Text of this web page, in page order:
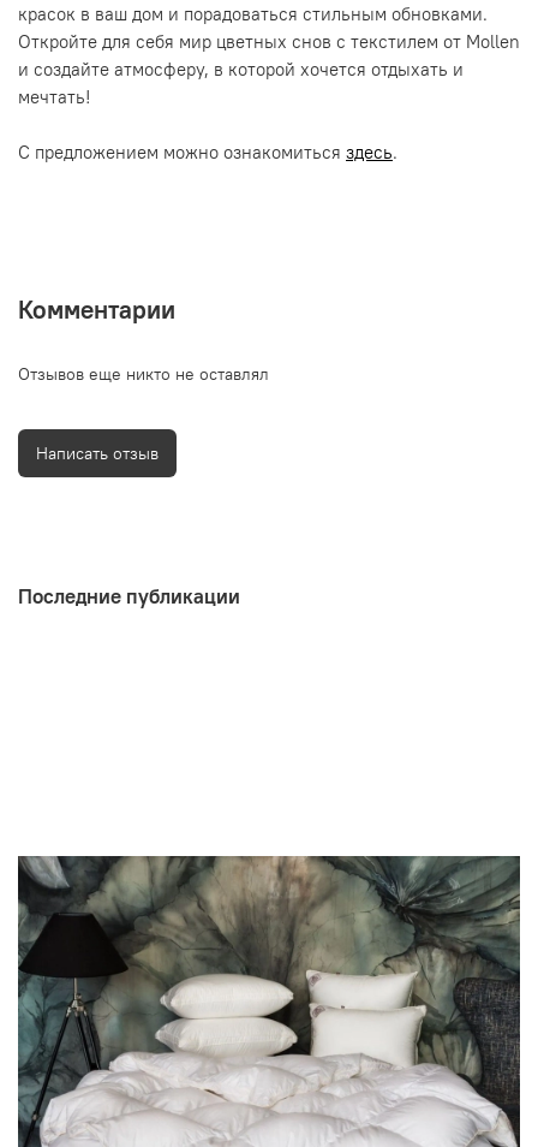
красок в ваш дом и порадоваться стильным обновками.
Откройте для себя мир цветных снов с текстилем от Mollen
и создайте атмосферу, в которой хочется отдыхать и
мечтать!
С предложением можно ознакомиться здесь.
Комментарии
Отзывов еще никто не оставлял
Написать отзыв
Последние публикации